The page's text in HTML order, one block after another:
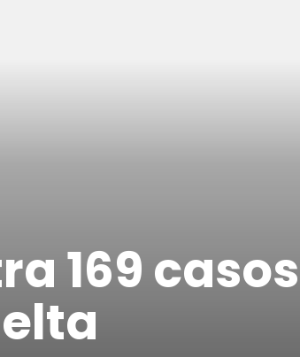
169 casos